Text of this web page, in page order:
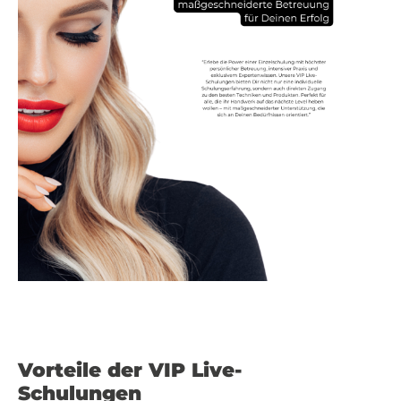
Vorteile der VIP Live-
Schulungen